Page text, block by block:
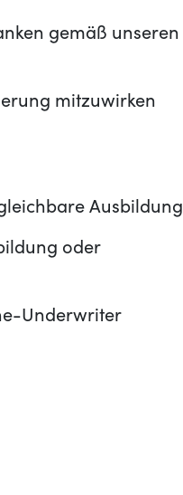
gemäß unseren
mitzuwirken
Ausbildung
oder
Underwriter